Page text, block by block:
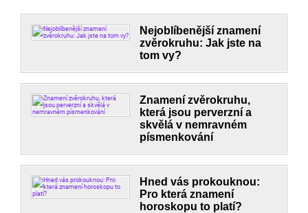
Nejoblíbenější znamení
zvěrokruhu: Jak jste na
tom vy?
Znamení zvěrokruhu,
která jsou perverzní a
skvělá v nemravném
písmenkování
Hned vás prokouknou:
Pro která znamení
horoskopu to platí?